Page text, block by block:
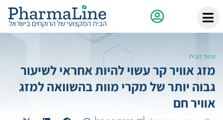
עמוד הבית
מזג אוויר קר עשוי להיות אחראי לשיעור
גבוה יותר של מקרי מוות בהשוואה למזג
אוויר חם